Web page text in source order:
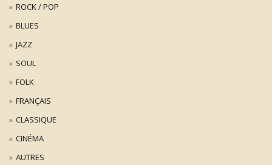
ROCK / POP
BLUES
JAZZ
SOUL
FOLK
FRANÇAIS
CLASSIQUE
CINÉMA
AUTRES